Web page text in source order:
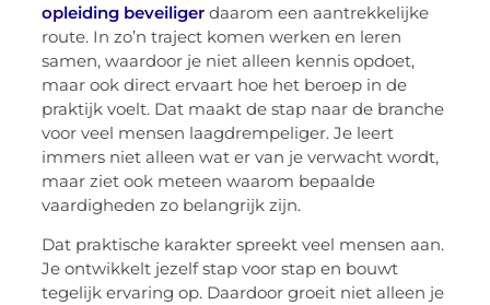
opleiding beveiliger daarom een aantrekkelijke
route. In zo’n traject komen werken en leren
samen, waardoor je niet alleen kennis opdoet,
maar ook direct ervaart hoe het beroep in de
praktijk voelt. Dat maakt de stap naar de branche
voor veel mensen laagdrempeliger. Je leert
immers niet alleen wat er van je verwacht wordt,
maar ziet ook meteen waarom bepaalde
vaardigheden zo belangrijk zijn.
Dat praktische karakter spreekt veel mensen aan.
Je ontwikkelt jezelf stap voor stap en bouwt
tegelijk ervaring op. Daardoor groeit niet alleen je